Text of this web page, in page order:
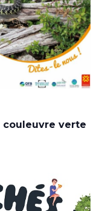
couleuvre verte